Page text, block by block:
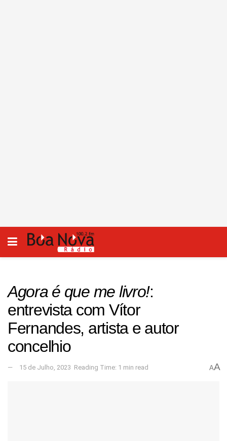
Agora é que me livro!:
entrevista com Vítor
Fernandes, artista e autor
concelhio
15 de Julho, 2023 Reading Time: 1 min read AA